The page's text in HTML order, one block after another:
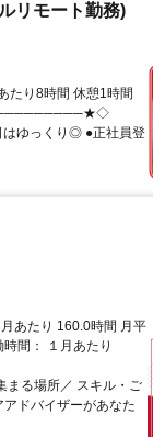
リモート勤務)
たり8時間 休憩1時間
はゆっくり◎ ●正社員登
あたり 160.0時間 月平
間： １月あたり
まる場所／ スキル・ご
ドバイザーがあなた